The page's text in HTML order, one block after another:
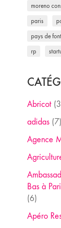
moreno
paris
pays de
rp
Abricot
adidas(7)
Agence
Bas à
(6)
Apéro